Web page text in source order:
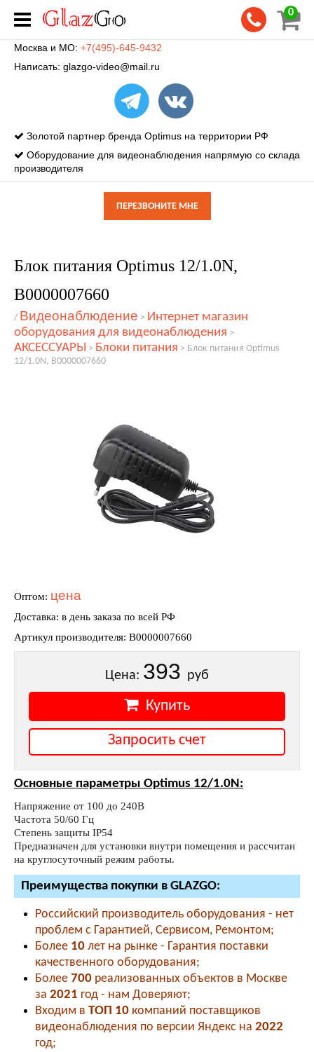
0
Москва и МО: +7(495)-645-9432
Написать: glazgo-video@mail.ru
Золотой партнер бренда Optimus на территории РФ
Оборудование для видеонаблюдения напрямую со склада
производителя
ПЕРЕЗВОНИТЕ МНЕ
Блок питания Optimus 12/1.0N,
В0000007660
/ Видеонаблюдение > Интернет магазин
оборудования для видеонаблюдения >
АКСЕССУАРЫ > Блоки питания > Блок питания Optimus
12/1.0N, В0000007660
Оптом: цена
Доставка: в день заказа по всей РФ
Артикул производителя: В0000007660
Цена: 393 руб
Купить
Запросить счет
Основные параметры Optimus 12/1.0N:
Напряжение от 100 до 240В
Частота 50/60 Гц
Степень защиты IP54
Предназначен для установки внутри помещения и рассчитан
на круглосуточный режим работы.
Преимущества покупки в GLAZGO:
Российский производитель оборудования - нет
проблем с Гарантией, Сервисом, Ремонтом;
Более 10 лет на рынке - Гарантия поставки
качественного оборудования;
Более 700 реализованных объектов в Москве
за 2021 год - нам Доверяют;
Входим в ТОП 10 компаний поставщиков
видеонаблюдения по версии Яндекс на 2022
год;